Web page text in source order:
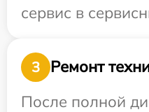
сервис в
3
Ремонт
После полной